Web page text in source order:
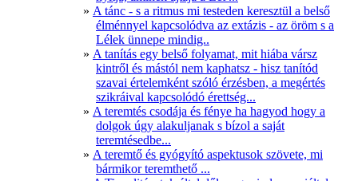
A tánc - s a ritmus mi testeden keresztül a belső
élménnyel kapcsolódva az extázis - az öröm s a
Lélek ünnepe mindig..
A tanítás egy belső folyamat, mit hiába vársz
kintről és mástól nem kaphatsz - hisz tanítód
szavai értelemként szóló érzésben, a megértés
szikráival kapcsolódó érettség...
A teremtés csodája és fénye ha hagyod hogy a
dolgok úgy alakuljanak s bízol a saját
teremtésedbe...
A teremtő és gyógyító aspektusok szövete, mi
bármikor teremthető ...